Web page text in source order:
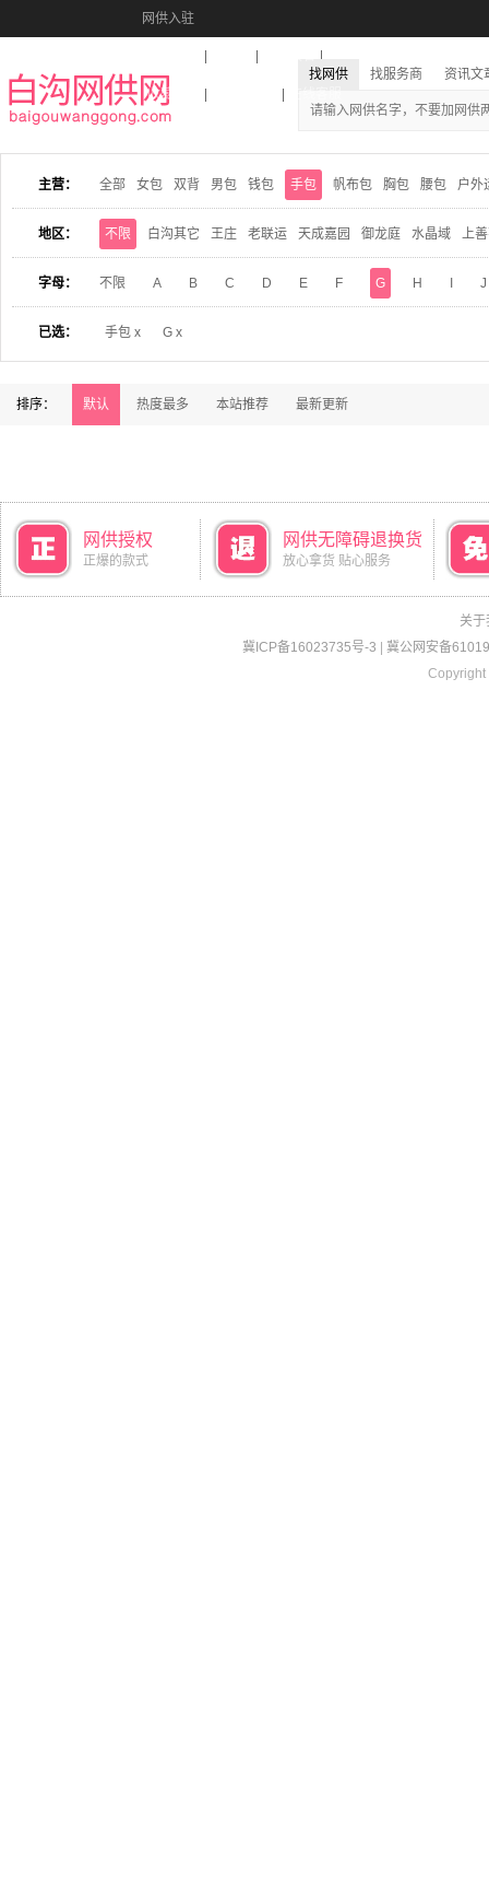
网供入驻
收藏本站
找网供 找服务商 资讯文
主营： 全部 女包 双背 男包 钱包 手包 帆布包 胸包 腰包 户外
地区： 不限 白沟其它 王庄 老联运 天成嘉园 御龙庭 水晶域 上
字母： 不限 A B C D E F G H J
已选： 手包 x G x
排序： 默认 热度最多 本站推荐 最新更新
网供授权
正爆的款式
网供无障碍退换货
放心拿货 贴心服务
关于
冀ICP备16023735号-3
冀公网安备